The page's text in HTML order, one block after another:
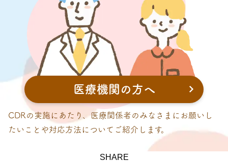
医療機関の方へ
CDRの実施にあたり、医療関係者のみなさまにお願いし
たいことや対応方法についてご紹介します。
SHARE